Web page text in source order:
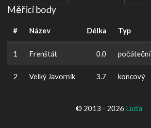
Měřící body
# Název Délka Typ
1 Frenštát 0.0 počáteční
2 Velký Javorník 3.7 koncový
© 2013 - 2026 Luďa